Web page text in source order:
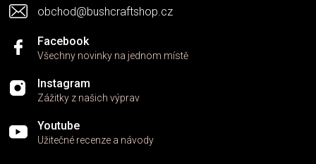
u
obchod@bushcraftshop.cz
Facebook
Všechny novinky na jednom místě
Instagram
Zážitky z našich výprav
Youtube
Užitečné recenze a návody